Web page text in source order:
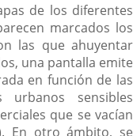
de los diferentes
marcados los
las que ahuyentar
una pantalla emite
en función de las
urbanos sensibles
que se vacían
En otro ámbito, se